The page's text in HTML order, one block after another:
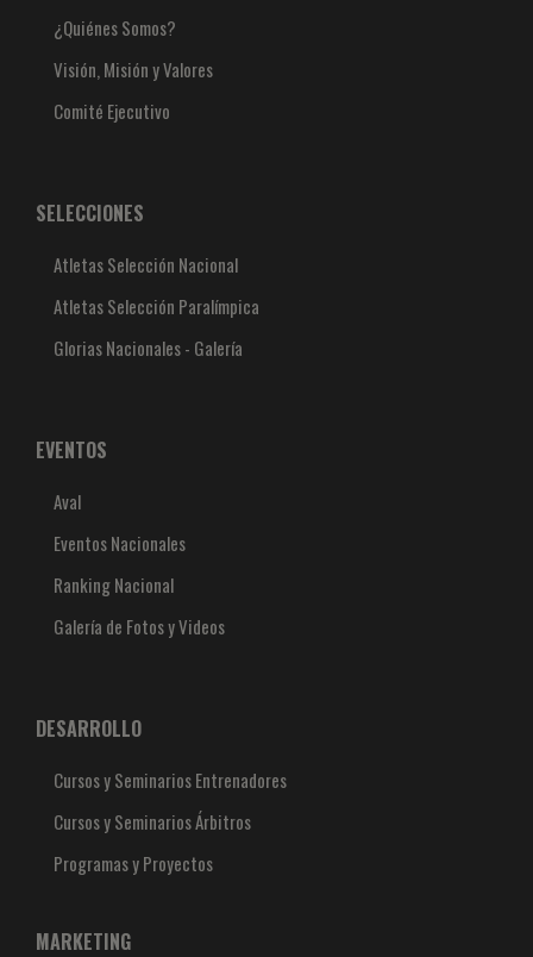
¿Quiénes Somos?
Visión, Misión y Valores
Comité Ejecutivo
SELECCIONES
Atletas Selección Nacional
Atletas Selección Paralímpica
Glorias Nacionales - Galería
EVENTOS
Aval
Eventos Nacionales
Ranking Nacional
Galería de Fotos y Videos
DESARROLLO
Cursos y Seminarios Entrenadores
Cursos y Seminarios Árbitros
Programas y Proyectos
MARKETING